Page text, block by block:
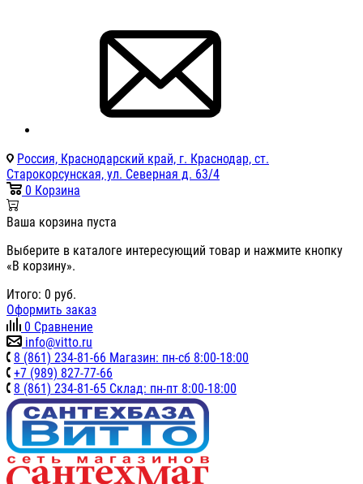
Россия, Краснодарский край, г. Краснодар, ст.
Старокорсунская, ул. Северная д. 63/4
0 Корзина
Ваша корзина пуста
Выберите в каталоге интересующий товар и нажмите кнопку
«В корзину».
Итого: 0 руб.
Оформить заказ
0 Сравнение
info@vitto.ru
8 (861) 234-81-66 Магазин: пн-сб 8:00-18:00
+7 (989) 827-77-66
8 (861) 234-81-65 Склад: пн-пт 8:00-18:00